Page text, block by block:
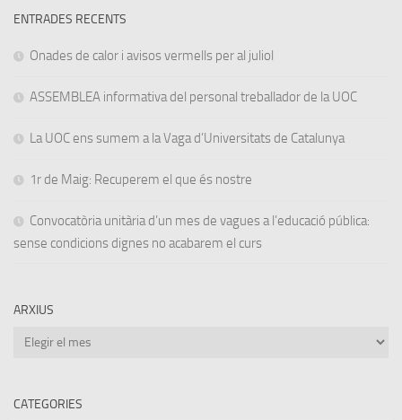
ENTRADES RECENTS
Onades de calor i avisos vermells per al juliol
ASSEMBLEA informativa del personal treballador de la UOC
La UOC ens sumem a la Vaga d’Universitats de Catalunya
1r de Maig: Recuperem el que és nostre
Convocatòria unitària d’un mes de vagues a l’educació pública:
sense condicions dignes no acabarem el curs
ARXIUS
Arxius
CATEGORIES